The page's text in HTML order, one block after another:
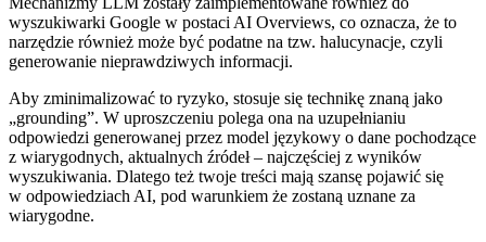
wyszukiwarki Google w postaci AI Overviews, co oznacza, że to
narzędzie również może być podatne na tzw. halucynacje, czyli
generowanie nieprawdziwych informacji.
Aby zminimalizować to ryzyko, stosuje się technikę znaną jako
„grounding”. W uproszczeniu polega ona na uzupełnianiu
odpowiedzi generowanej przez model językowy o dane pochodzące
z wiarygodnych, aktualnych źródeł – najczęściej z wyników
wyszukiwania. Dlatego też twoje treści mają szansę pojawić się
w odpowiedziach AI, pod warunkiem że zostaną uznane za
wiarygodne.